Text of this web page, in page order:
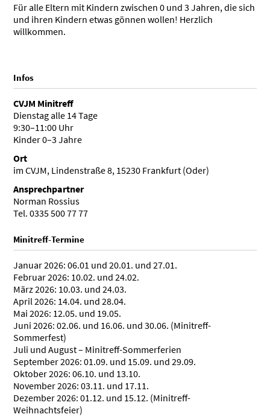
Für alle Eltern mit Kindern zwischen 0 und 3 Jahren, die sich
und ihren Kindern etwas gönnen wollen! Herzlich
willkommen.
Infos
CVJM Minitreff
Dienstag alle 14 Tage
9:30–11:00 Uhr
Kinder 0–3 Jahre
Ort
im CVJM, Lindenstraße 8, 15230 Frankfurt (Oder)
Ansprech­partner
Norman Rossius
Tel. 0335 500 77 77
Minitreff-Termine
Januar 2026: 06.01 und 20.01. und 27.01.
Februar 2026: 10.02. und 24.02.
März 2026: 10.03. und 24.03.
April 2026: 14.04. und 28.04.
Mai 2026: 12.05. und 19.05.
Juni 2026: 02.06. und 16.06. und 30.06. (Minitreff-
Sommerfest)
Juli und August – Minitreff-Sommerferien
September 2026: 01.09. und 15.09. und 29.09.
Oktober 2026: 06.10. und 13.10.
November 2026: 03.11. und 17.11.
Dezember 2026: 01.12. und 15.12. (Minitreff-
Weihnachtsfeier)